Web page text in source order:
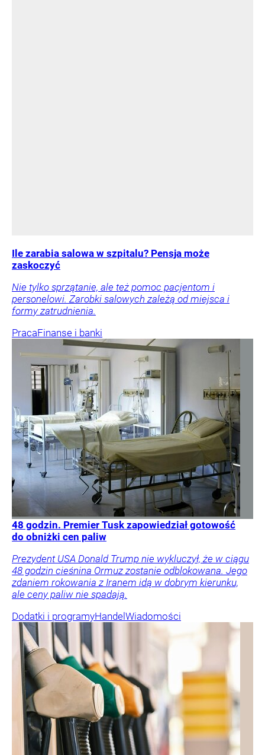
Ile zarabia salowa w szpitalu? Pensja może
zaskoczyć
Nie tylko sprzątanie, ale też pomoc pacjentom i
personelowi. Zarobki salowych zależą od miejsca i
formy zatrudnienia.
PracaFinanse i banki
48 godzin. Premier Tusk zapowiedział gotowość
do obniżki cen paliw
Prezydent USA Donald Trump nie wykluczył, że w ciągu
48 godzin cieśnina Ormuz zostanie odblokowana. Jego
zdaniem rokowania z Iranem idą w dobrym kierunku,
ale ceny paliw nie spadają.
Dodatki i programyHandel Wiadomości